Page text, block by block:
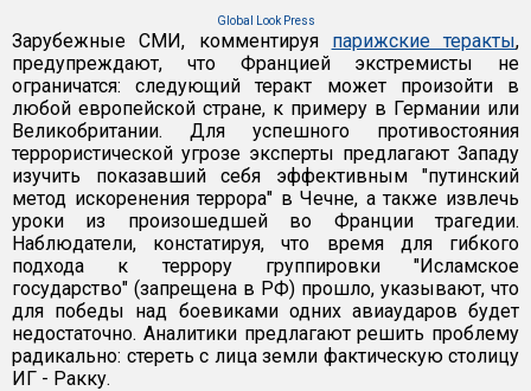
Global Look Press
Зарубежные СМИ, комментируя парижские теракты,
предупреждают, что Францией экстремисты не
ограничатся: следующий теракт может произойти в
любой европейской стране, к примеру в Германии или
Великобритании. Для успешного противостояния
террористической угрозе эксперты предлагают Западу
изучить показавший себя эффективным "путинский
метод искоренения террора" в Чечне, а также извлечь
уроки из произошедшей во Франции трагедии.
Наблюдатели, констатируя, что время для гибкого
подхода к террору группировки "Исламское
государство" (запрещена в РФ) прошло, указывают, что
для победы над боевиками одних авиаударов будет
недостаточно. Аналитики предлагают решить проблему
радикально: стереть с лица земли фактическую столицу
ИГ - Ракку.